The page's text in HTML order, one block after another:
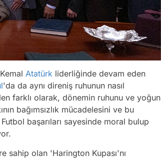
Atatürk liderliğinde devam eden
'da da aynı direniş ruhunun nasıl
farklı olarak, dönemin ruhunu ve yoğun
bağımsızlık mücadelesini ve bu
başarıları sayesinde moral bulup
sahip olan 'Harington Kupası'nı